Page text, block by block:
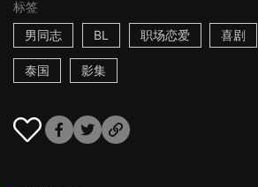
标签
男同志
BL 职场恋爱 喜剧
泰国 影集